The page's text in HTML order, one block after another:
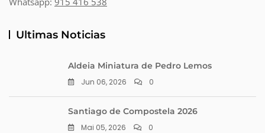
Ultimas Noticias
Aldeia Miniatura de Pedro Lemos
Jun 06, 2026 0
Santiago de Compostela 2026
Mai 05, 2026 0